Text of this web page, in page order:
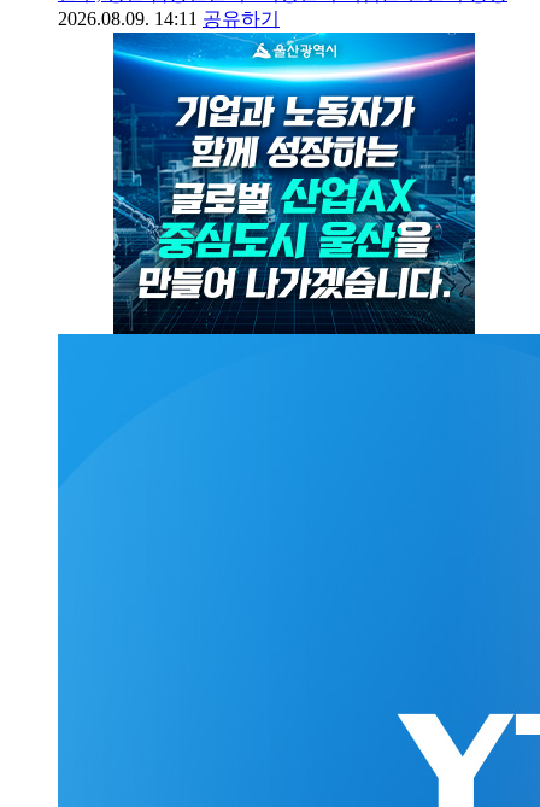
2026.08.09. 14:11 공유하기